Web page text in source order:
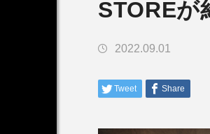
STOREが
2022.09.01